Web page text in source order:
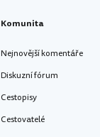
Komunita
Nejnovější komentáře
Diskuzní fórum
Cestopisy
Cestovatelé